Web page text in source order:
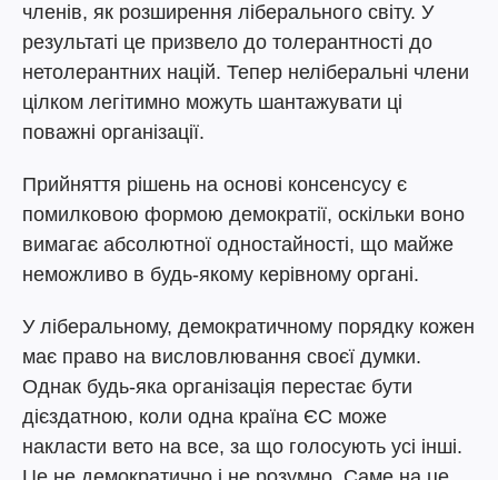
членів, як розширення ліберального світу. У
результаті це призвело до толерантності до
нетолерантних націй. Тепер неліберальні члени
цілком легітимно можуть шантажувати ці
поважні організації.
Прийняття рішень на основі консенсусу є
помилковою формою демократії, оскільки воно
вимагає абсолютної одностайності, що майже
неможливо в будь-якому керівному органі.
У ліберальному, демократичному порядку кожен
має право на висловлювання своєї думки.
Однак будь-яка організація перестає бути
дієздатною, коли одна країна ЄС може
накласти вето на все, за що голосують усі інші.